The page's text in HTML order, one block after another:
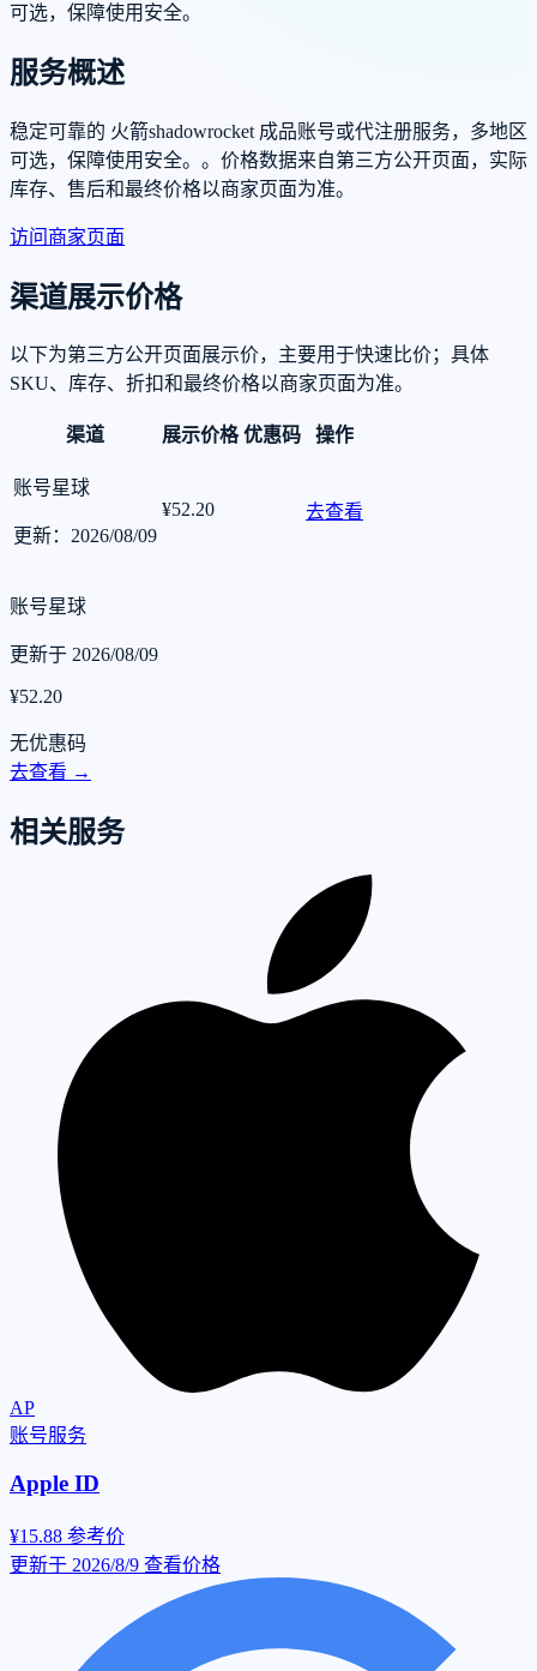
可选，保障使用安全。
服务概述
稳定可靠的 火箭shadowrocket 成品账号或代注册服务，多地区
可选，保障使用安全。。价格数据来自第三方公开页面，实际
库存、售后和最终价格以商家页面为准。
访问商家页面
渠道展示价格
以下为第三方公开页面展示价，主要用于快速比价；具体
SKU、库存、折扣和最终价格以商家页面为准。
渠道 展示价格 优惠码 操作
账号星球
更新：2026/08/09
¥52.20 去查看
账号星球
更新于 2026/08/09
¥52.20
无优惠码
去查看 →
相关服务
AP
账号服务
Apple ID
¥15.88 参考价
更新于 2026/8/9 查看价格